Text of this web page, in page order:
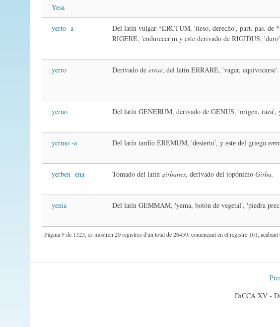
Yesa
yerto -a
Del latín vulgar *ERCTUM, 'tieso, derecho', part. pas. de
RIGERE, 'endurecer'm y este derivado de RIGIDUS,
yerro Derivado de errar, del latín ERRARE, 'vagar, equivocarse'.
yerno Del latín GENERUM, derivado de GENUS, 'origen, raza',
yermo -a Del latín tardío EREMUM, 'desierto', y este del griego
yerben -ena Tomado del latín girbanes, derivado del topónimo Girba.
yema Del latín GEMMAM, 'yema, botón de vegetal', 'piedra
Pàgina 9 de 1323, es mostren 20 registres d'un total de 26459, començant en el registre 161, acabant
DiCCA XV -